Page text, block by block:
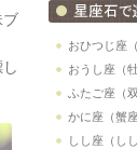
ブ
おひつじ座
おうし座（
ふたご座（
かに座（蟹
しし座（し